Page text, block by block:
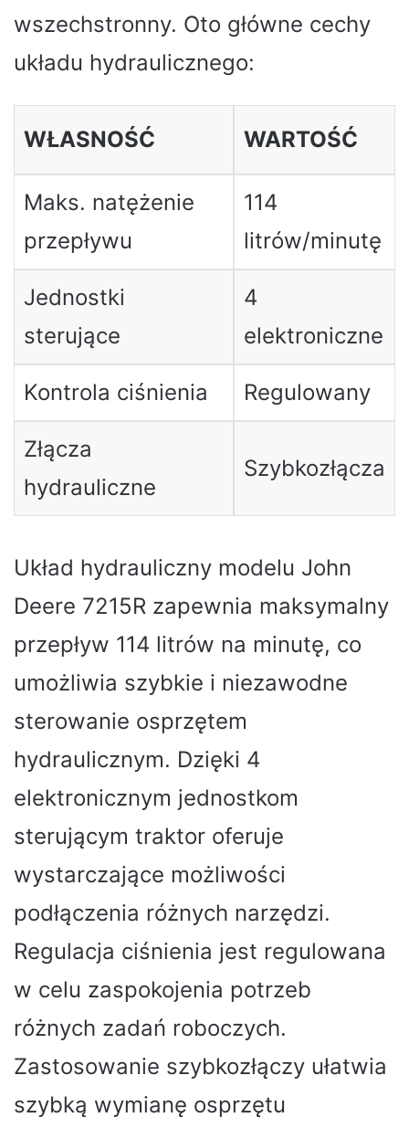
wszechstronny. Oto główne cechy
układu hydraulicznego:
WŁASNOŚĆ WARTOŚĆ
Maks. natężenie
przepływu
114
litrów/minutę
Jednostki
sterujące
4
elektroniczne
Kontrola ciśnienia Regulowany
Złącza
hydrauliczne
Szybkozłącza
Układ hydrauliczny modelu John
Deere 7215R zapewnia maksymalny
przepływ 114 litrów na minutę, co
umożliwia szybkie i niezawodne
sterowanie osprzętem
hydraulicznym. Dzięki 4
elektronicznym jednostkom
sterującym traktor oferuje
wystarczające możliwości
podłączenia różnych narzędzi.
Regulacja ciśnienia jest regulowana
w celu zaspokojenia potrzeb
różnych zadań roboczych.
Zastosowanie szybkozłączy ułatwia
szybką wymianę osprzętu